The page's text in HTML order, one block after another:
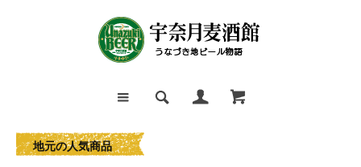
地元の人気商品